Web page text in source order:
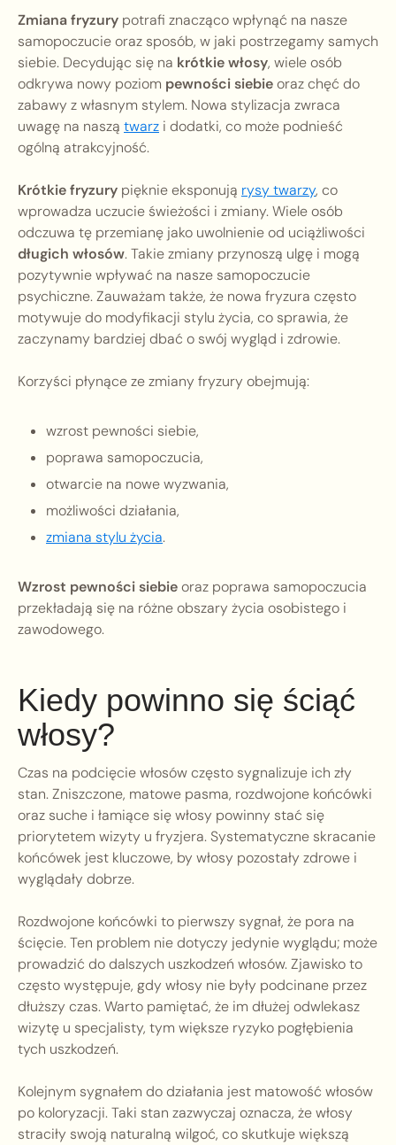
Zmiana fryzury potrafi znacząco wpłynąć na nasze
samopoczucie oraz sposób, w jaki postrzegamy samych
siebie. Decydując się na krótkie włosy, wiele osób
odkrywa nowy poziom pewności siebieoraz chęć do
zabawy z własnym stylem. Nowa stylizacja zwraca
uwagę na naszą twarz i dodatki, co może podnieść
ogólną atrakcyjność.
Krótkie fryzury pięknie eksponują rysy twarzy, co
wprowadza uczucie świeżości i zmiany. Wiele osób
odczuwa tę przemianę jako uwolnienie od uciążliwości
długich włosów. Takie zmiany przynoszą ulgę i mogą
pozytywnie wpływać na nasze samopoczucie
psychiczne. Zauważam także, że nowa fryzura często
motywuje do modyfikacji stylu życia, co sprawia, że
zaczynamy bardziej dbać o swój wygląd i zdrowie.
Korzyści płynące ze zmiany fryzury obejmują:
wzrost pewności siebie,
poprawa samopoczucia,
otwarcie na nowe wyzwania,
możliwości działania,
zmiana stylu życia.
Wzrost pewności siebieoraz poprawa samopoczucia
przekładają się na różne obszary życia osobistego i
zawodowego.
Kiedy powinno się ściąć
włosy?
Czas na podcięcie włosów często sygnalizuje ich zły
stan. Zniszczone, matowe pasma, rozdwojone końcówki
oraz suche i łamiące się włosy powinny stać się
priorytetem wizyty u fryzjera. Systematyczne skracanie
końcówek jest kluczowe, by włosy pozostały zdrowe i
wyglądały dobrze.
Rozdwojone końcówki to pierwszy sygnał, że pora na
ścięcie. Ten problem nie dotyczy jedynie wyglądu; może
prowadzić do dalszych uszkodzeń włosów. Zjawisko to
często występuje, gdy włosy nie były podcinane przez
dłuższy czas. Warto pamiętać, że im dłużej odwlekasz
wizytę u specjalisty, tym większe ryzyko pogłębienia
tych uszkodzeń.
Kolejnym sygnałem do działania jest matowość włosów
po koloryzacji. Taki stan zazwyczaj oznacza, że włosy
straciły swoją naturalną wilgoć, co skutkuje większą